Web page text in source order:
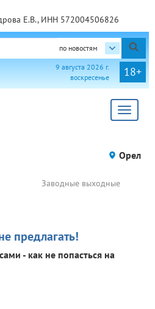
Е.В., ИНН 572004506826
по новостям
18+
9 августа 2026 г.
воскресенье
Toggle
Орел
Заводные выходные
предлагать!
- как не попасться на